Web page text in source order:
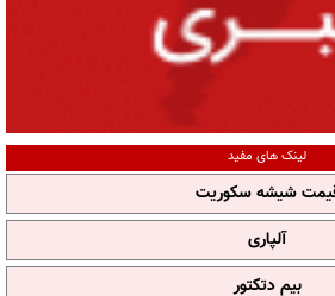
لینک های مفید
شیشه سکوریت
آلپاری
بیم دتکتور